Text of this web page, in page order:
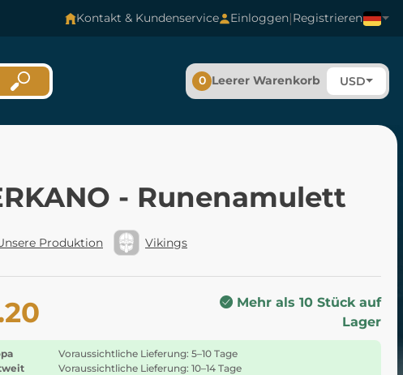
Kontakt & Kundenservice Einloggen|Registrieren
0 Leerer Warenkorb USD
- Runenamulett
Produktion Vikings
Mehr als 10 Stück auf
Lager
Voraussichtliche Lieferung: 5–10 Tage
Voraussichtliche Lieferung: 10–14 Tage